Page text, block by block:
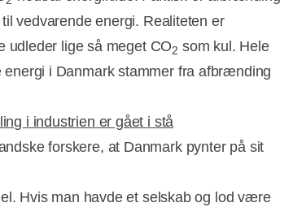
vedvarende energi. Realiteten er
lige så meget CO2 som kul. Hele
i Danmark stammer fra afbrænding
i industrien er gået i stå
forskere, at Danmark pynter på sit
Hvis man havde et selskab og lod være